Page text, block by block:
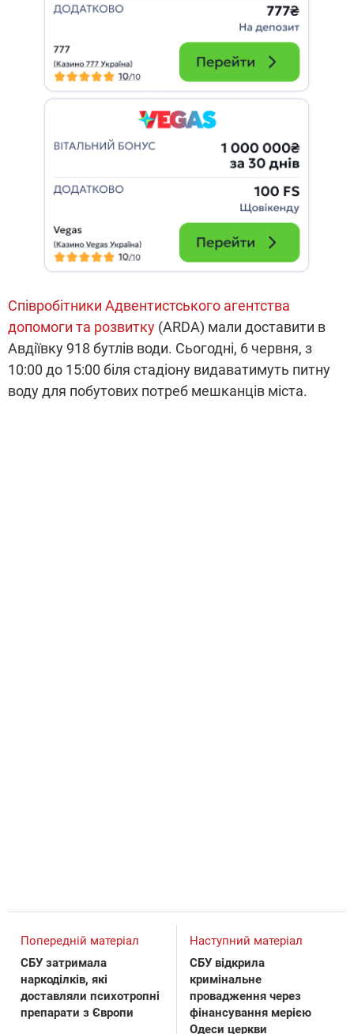
Співробітники Адвентистського агентства
допомоги та розвитку (ARDA) мали доставити в
Авдіївку 918 бутлів води. Сьогодні, 6 червня, з
10:00 до 15:00 біля стадіону видаватимуть питну
воду для побутових потреб мешканців міста.
Попередній матеріал
СБУ затримала
наркоділків, які
доставляли психотропні
препарати з Європи
Наступний матеріал
СБУ відкрила
кримінальне
провадження через
фінансування мерією
Одеси церкви